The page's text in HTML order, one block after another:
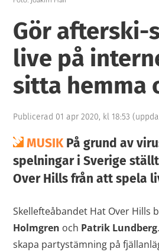
Gör afterski-
live på
sitta hemma
Publicerad 01 apr 2020, kl 18:53
MUSIKPå grund av
spelningar i Sverige
Over Hills från att spela
Skellefteåbandet Hat Over Hills
Holmgren och Patrik Lundberg
skapa partystämning på